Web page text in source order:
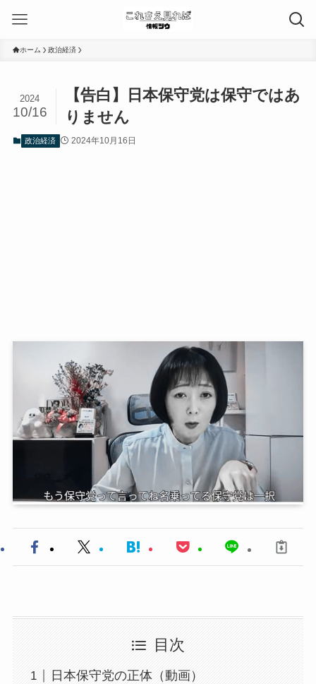
ホーム 政治経済
【告白】日本保守党は保守ではあ
りません
2024
10/16
政治経済 2024年10月16日
目次
日本保守党の正体（動画）